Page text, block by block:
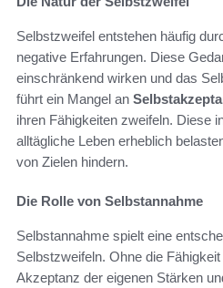
Selbstzweifel entstehen häufig
negative Erfahrungen. Diese
einschränkend wirken und das
führt ein Mangel an
ihren Fähigkeiten zweifeln. Diese
alltägliche Leben erheblich
von Zielen hindern.
Die Rolle von Selbstannahme
Selbstannahme spielt eine
Selbstzweifeln. Ohne die
Akzeptanz der eigenen Stärken